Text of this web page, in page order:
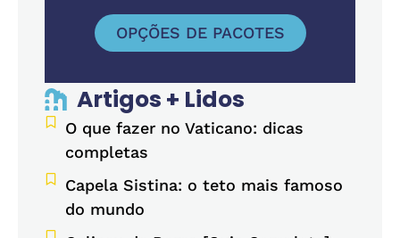
OPÇÕES DE PACOTES
Artigos + Lidos
O que fazer no Vaticano: dicas
completas
Capela Sistina: o teto mais famoso
do mundo